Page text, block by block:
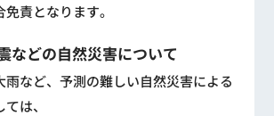
責となります。
などの自然災害について
雨など、予測の難しい自然災害による
は、